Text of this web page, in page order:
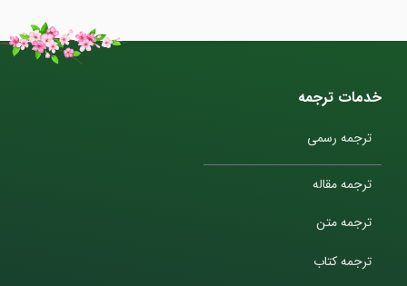
خدمات ترجمه
ترجمه رسمی
ترجمه مقاله
ترجمه متن
ترجمه کتاب